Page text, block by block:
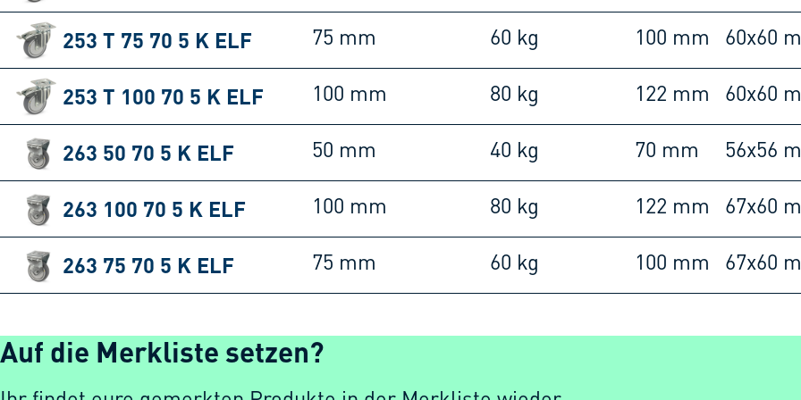
253 T 75 70 5 K ELF 75 mm 60 kg 100 mm 60x60
253 T 100 70 5 K ELF 100 mm 80 kg 122 mm 60x60
263 50 70 5 K ELF 50 mm 40 kg 70 mm 56x56
263 100 70 5 K ELF 100 mm 80 kg 122 mm 67x60
263 75 70 5 K ELF 75 mm 60 kg 100 mm 67x60
Auf die Merkliste setzen?